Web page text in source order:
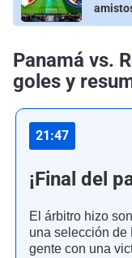
Panamá vs.
goles y
21:47
¡Final del
El árbitro hizo
una selección de
gente con una